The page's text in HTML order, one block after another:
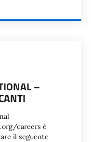
–
careers è
il seguente